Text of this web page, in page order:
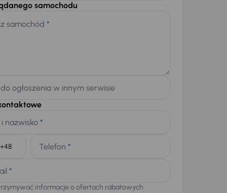
samochodu
samochód *
ogłoszenia w innym serwisie
nazwisko *
Telefon *
*
informacje o ofertach rabatowych